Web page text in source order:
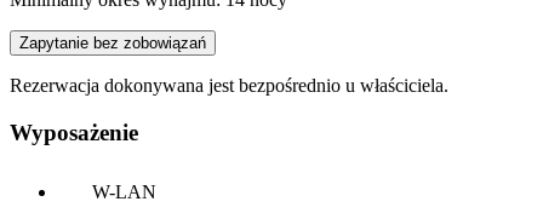
Zapytanie bez zobowiązań
Rezerwacja dokonywana jest bezpośrednio u właściciela.
Wyposażenie
W-LAN